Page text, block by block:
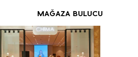
MAĞAZA BULUCU